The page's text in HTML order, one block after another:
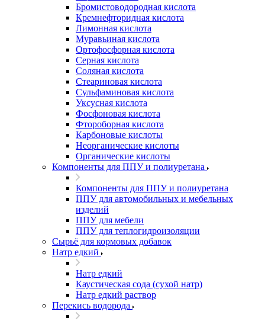
Бромистоводородная кислота
Кремнефторидная кислота
Лимонная кислота
Муравьиная кислота
Ортофосфорная кислота
Серная кислота
Соляная кислота
Стеариновая кислота
Сульфаминовая кислота
Уксусная кислота
Фосфоновая кислота
Фтороборная кислота
Карбоновые кислоты
Неорганические кислоты
Органические кислоты
Компоненты для ППУ и полиуретана
Компоненты для ППУ и полиуретана
ППУ для автомобильных и мебельных
изделий
ППУ для мебели
ППУ для теплогидроизоляции
Сырьё для кормовых добавок
Натр едкий
Натр едкий
Каустическая сода (сухой натр)
Натр едкий раствор
Перекись водорода